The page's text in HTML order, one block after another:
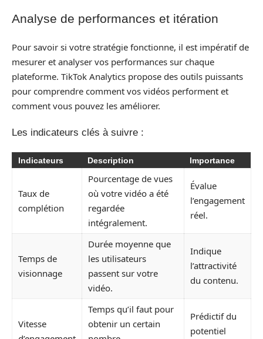
Analyse de performances et itération
Pour savoir si votre stratégie fonctionne, il est impératif de
mesurer et analyser vos performances sur chaque
plateforme. TikTok Analytics propose des outils puissants
pour comprendre comment vos vidéos performent et
comment vous pouvez les améliorer.
Les indicateurs clés à suivre :
Indicateurs Description Importance
Taux de
complétion
Pourcentage de vues
où votre vidéo a été
regardée
intégralement.
Évalue
l’engagement
réel.
Temps de
visionnage
Durée moyenne que
les utilisateurs
passent sur votre
vidéo.
Indique
l’attractivité
du contenu.
Vitesse
Temps qu’il faut pour
obtenir un certain
Prédictif du
potentiel